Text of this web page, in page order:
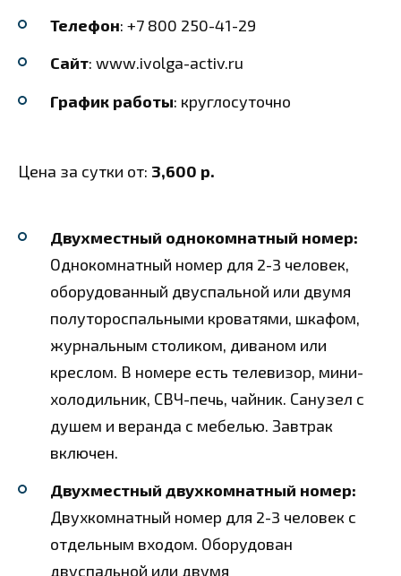
Телефон: +7 800 250-41-29
Сайт: www.ivolga-activ.ru
График работы: круглосуточно
Цена за сутки от: 3,600 р.
Двухместный однокомнатный номер:
Однокомнатный номер для 2-3 человек,
оборудованный двуспальной или двумя
полутороспальными кроватями, шкафом,
журнальным столиком, диваном или
креслом. В номере есть телевизор, мини-
холодильник, СВЧ-печь, чайник. Санузел с
душем и веранда с мебелью. Завтрак
включен.
Двухместный двухкомнатный номер:
Двухкомнатный номер для 2-3 человек с
отдельным входом. Оборудован
двуспальной или двумя